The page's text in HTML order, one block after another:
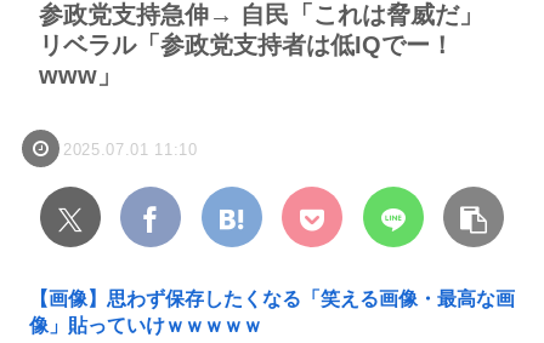
参政党支持急伸→ 自民「これは脅威だ」
リベラル「参政党支持者は低IQでー！
www」
2025.07.01 11:10
【画像】思わず保存したくなる「笑える画像・最高な画
像」貼っていけｗｗｗｗｗ